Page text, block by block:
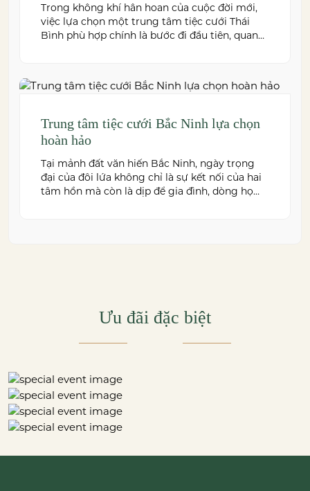
Trong không khí hân hoan của cuộc đời mới,
việc lựa chọn một trung tâm tiệc cưới Thái
Bình phù hợp chính là bước đi đầu tiên, quan
Trung tâm tiệc cưới Bắc Ninh lựa chọn
hoàn hảo
Tại mảnh đất văn hiến Bắc Ninh, ngày trọng
đại của đôi lứa không chỉ là sự kết nối của hai
tâm hồn mà còn là dịp để gia đình, dòng họ
Ưu đãi đặc biệt